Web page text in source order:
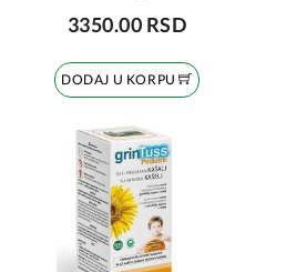
3350.00 RSD
DODAJ U KORPU